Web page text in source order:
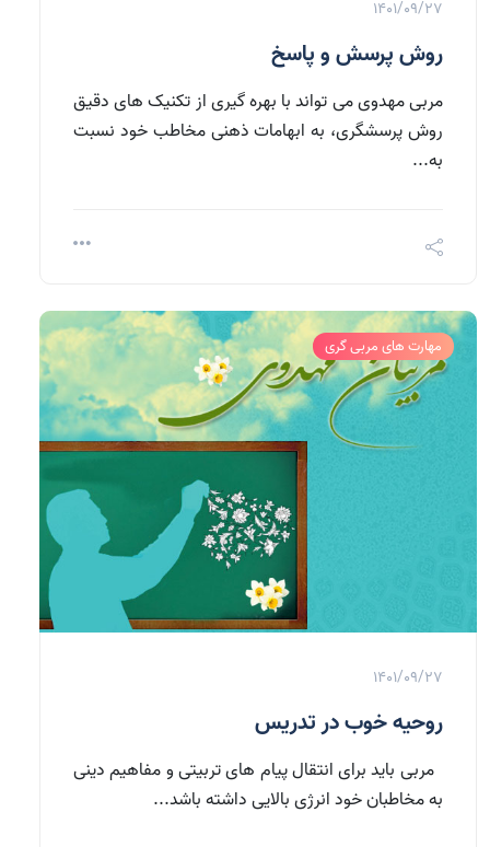
1401/09/27
روش پرسش و پاسخ
مربی مهدوی می تواند با بهره گیری از تکنیک های دقیق
روش پرسشگری، به ابهامات ذهنی مخاطب خود نسبت
به...
مهارت های مربی گری
1401/09/27
روحیه خوب در تدریس
مربی باید برای انتقال پیام های تربیتی و مفاهیم دینی
به مخاطبان خود انرژی بالایی داشته باشد...